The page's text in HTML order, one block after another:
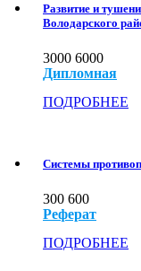
Развитие и
Володарского
3000 6000
Дипломная
ПОДРОБНЕЕ
Системы
300 600
Реферат
ПОДРОБНЕЕ